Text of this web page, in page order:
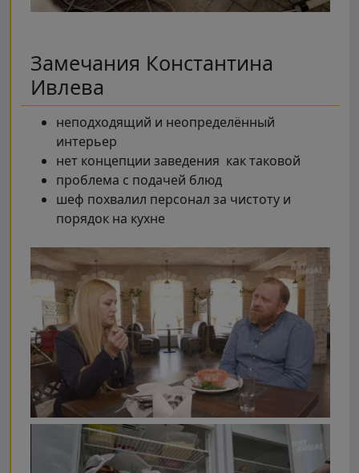
Замечания Константина
Ивлева
неподходящий и неопределённый
интерьер
нет концепции заведения как таковой
проблема с подачей блюд
шеф похвалил персонал за чистоту и
порядок на кухне